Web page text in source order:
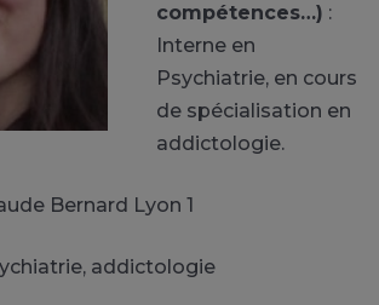
compétences…) :
Interne en
Psychiatrie, en cours
de spécialisation en
addictologie.
Bernard Lyon 1
addictologie